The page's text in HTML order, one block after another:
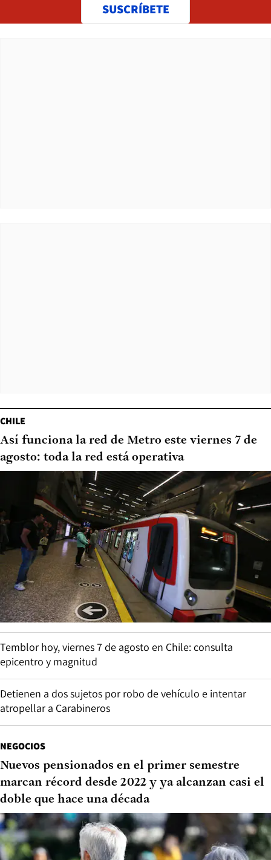
SUSCRÍBETE
CHILE
Así funciona la red de Metro este viernes 7 de
agosto: toda la red está operativa
Temblor hoy, viernes 7 de agosto en Chile: consulta
epicentro y magnitud
Detienen a dos sujetos por robo de vehículo e intentar
atropellar a Carabineros
NEGOCIOS
Nuevos pensionados en el primer semestre
marcan récord desde 2022 y ya alcanzan casi el
doble que hace una década